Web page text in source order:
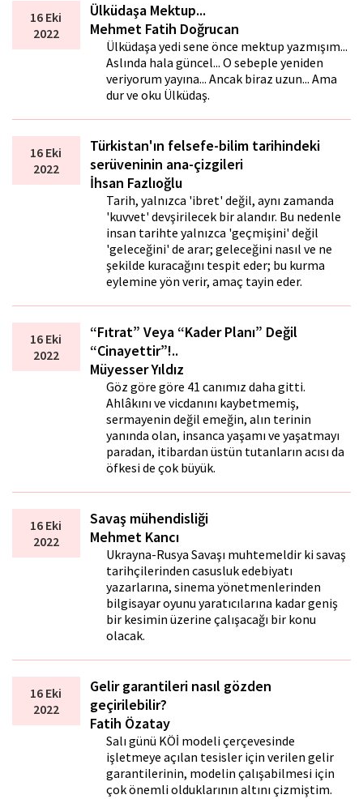
16 Eki
2022
Ülküdaşa Mektup...
Mehmet Fatih Doğrucan
Ülküdaşa yedi sene önce mektup yazmışım...
Aslında hala güncel... O sebeple yeniden
veriyorum yayına... Ancak biraz uzun... Ama
dur ve oku Ülküdaş.
16 Eki
2022
Türkistan'ın felsefe-bilim tarihindeki
serüveninin ana-çizgileri
İhsan Fazlıoğlu
Tarih, yalnızca 'ibret' değil, aynı zamanda
'kuvvet' devşirilecek bir alandır. Bu nedenle
insan tarihte yalnızca 'geçmişini' değil
'geleceğini' de arar; geleceğini nasıl ve ne
şekilde kuracağını tespit eder; bu kurma
eylemine yön verir, amaç tayin eder.
16 Eki
2022
“Fıtrat” Veya “Kader Planı” Değil
“Cinayettir”!..
Müyesser Yıldız
Göz göre göre 41 canımız daha gitti.
Ahlâkını ve vicdanını kaybetmemiş,
sermayenin değil emeğin, alın terinin
yanında olan, insanca yaşamı ve yaşatmayı
paradan, itibardan üstün tutanların acısı da
öfkesi de çok büyük.
16 Eki
2022
Savaş mühendisliği
Mehmet Kancı
Ukrayna-Rusya Savaşı muhtemeldir ki savaş
tarihçilerinden casusluk edebiyatı
yazarlarına, sinema yönetmenlerinden
bilgisayar oyunu yaratıcılarına kadar geniş
bir kesimin üzerine çalışacağı bir konu
olacak.
16 Eki
2022
Gelir garantileri nasıl gözden
geçirilebilir?
Fatih Özatay
Salı günü KÖİ modeli çerçevesinde
işletmeye açılan tesisler için verilen gelir
garantilerinin, modelin çalışabilmesi için
çok önemli olduklarının altını çizmiştim.